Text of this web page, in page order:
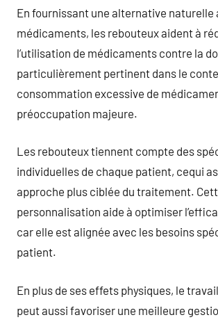
En fournissant une alternative naturelle
médicaments, les rebouteux aident à
l’utilisation de médicaments contre la
particulièrement pertinent dans le
consommation excessive de
préoccupation majeure.
Les rebouteux tiennent compte des
individuelles de chaque patient, cequi
approche plus ciblée du traitement.
personnalisation aide à optimiser
car elle est alignée avec les besoins
patient.
En plus de ses effets physiques, le
peut aussi favoriser une meilleure